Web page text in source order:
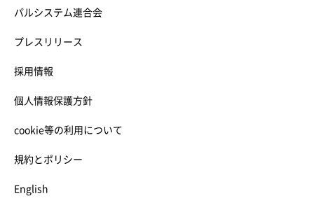
パルシステム連合会
プレスリリース
採用情報
個人情報保護方針
cookie等の利用について
規約とポリシー
English